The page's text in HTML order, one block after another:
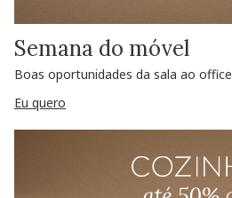
Semana do móvel
Boas oportunidades da sala ao office
Eu quero